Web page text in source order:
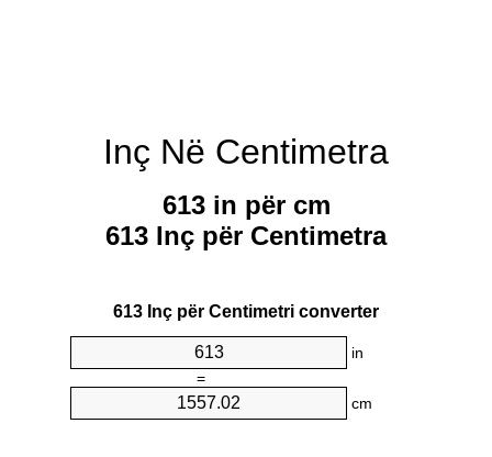
Inç Në Centimetra
613 in për cm
613 Inç për Centimetra
613 Inç për Centimetri converter
in
=
cm